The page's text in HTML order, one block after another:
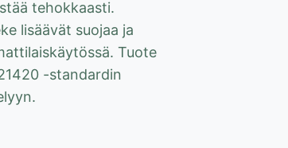
tehokkaasti.
lisäävät suojaa ja
Tuote
-standardin